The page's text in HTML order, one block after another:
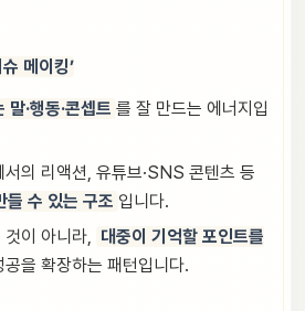
메이킹’
말·행동·콘셉트 를 잘 만드는 에너지입
의 리액션, 유튜브·SNS 콘텐츠 등
들 수 있는 구조 입니다.
것이 아니라, 대중이 기억할 포인트를
공을 확장하는 패턴입니다.